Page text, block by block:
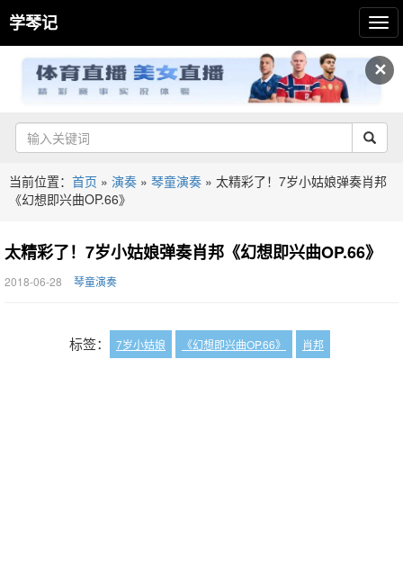
✕
学琴记
当前位置： 首页 » 演奏 » 琴童演奏 » 太精彩了！7岁小姑娘弹奏肖邦
《幻想即兴曲OP.66》
太精彩了！7岁小姑娘弹奏肖邦《幻想即兴曲OP.66》
2018-06-28 琴童演奏
标签： 7岁小姑娘 《幻想即兴曲OP.66》 肖邦